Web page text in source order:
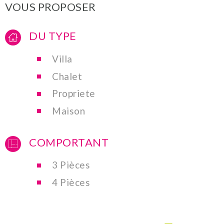
VOUS PROPOSER
DU TYPE
Villa
Chalet
Propriete
Maison
COMPORTANT
3 Pièces
4 Pièces